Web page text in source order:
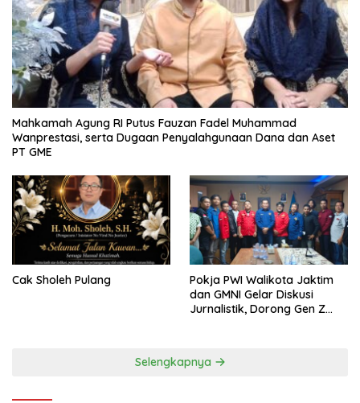
Mahkamah Agung RI Putus Fauzan Fadel Muhammad
Wanprestasi, serta Dugaan Penyalahgunaan Dana dan Aset
PT GME
Cak Sholeh Pulang
Pokja PWI Walikota Jaktim
dan GMNI Gelar Diskusi
Jurnalistik, Dorong Gen Z
Selengkapnya